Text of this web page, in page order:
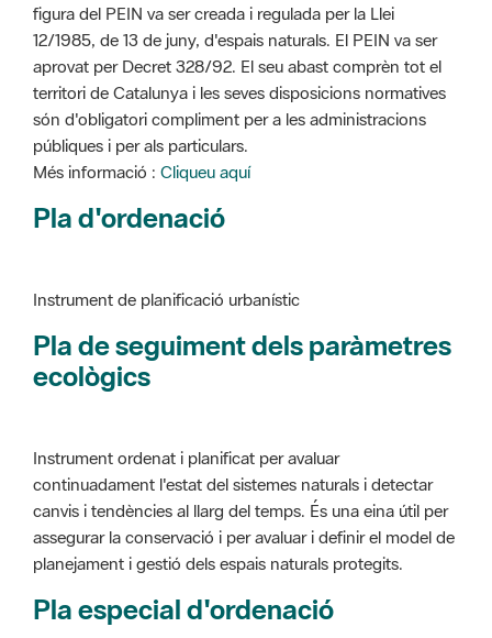
territori de Catalunya i les seves disposicions normatives
són d'obligatori compliment per a les administracions
públiques i per als particulars.
Més informació :Cliqueu aquí
Pla d'ordenació
Instrument de planificació urbanístic
ecològics
Instrument ordenat i planificat per avaluar
assegurar la conservació i per avaluar i definir el model de
planejament i gestió dels espais naturals protegits.
Pla especial d'ordenació
Instrument de planificació urbanístic